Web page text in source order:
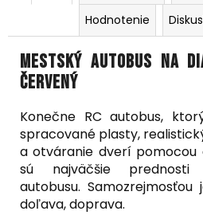
Hodnotenie
Mestský autobus na
červený
Konečne RC autobus,
spracované plasty,
a otváranie dverí pomocou
sú najväčšie prednosti
autobusu.
doľava, doprava.
€40